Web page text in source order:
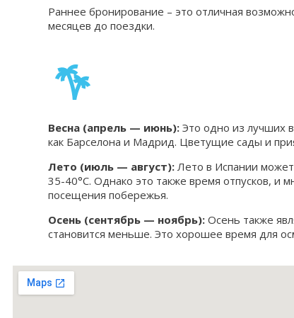
Раннее бронирование – это отличная
месяцев до поездки.
Весна (апрель — июнь): Это одно из лучших
как Барселона и Мадрид. Цветущие сады и
Лето (июль — август): Лето в Испании
35-40°C. Однако это также время отпусков, и
посещения побережья.
Осень (сентябрь — ноябрь): Осень также
становится меньше. Это хорошее время для